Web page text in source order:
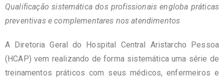
Qualificação sistemática dos profissionais engloba práticas
preventivas e complementares nos atendimentos
A Diretoria Geral do Hospital Central Aristarcho Pessoa
(HCAP) vem realizando de forma sistemática uma série de
treinamentos práticos com seus médicos, enfermeiros e